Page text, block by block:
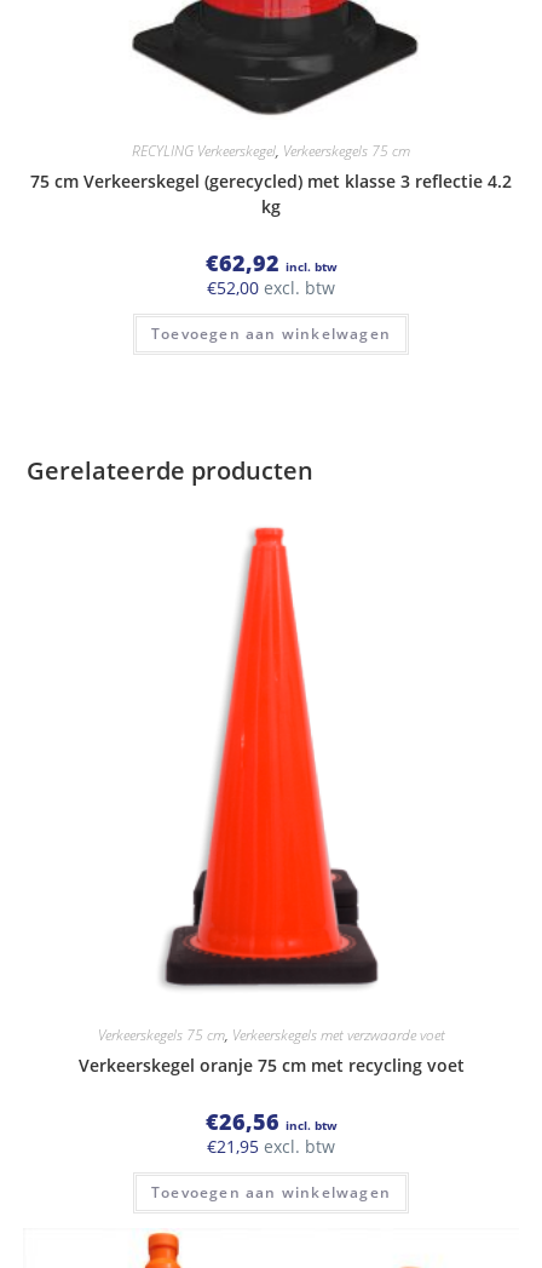
RECYLING Verkeerskegel, Verkeerskegels 75 cm
75 cm Verkeerskegel (gerecycled) met klasse 3 reflectie 4.2
kg
€62,92 incl. btw
€52,00 excl. btw
Toevoegen aan winkelwagen
Gerelateerde producten
Verkeerskegels 75 cm, Verkeerskegels met verzwaarde voet
Verkeerskegel oranje 75 cm met recycling voet
€26,56 incl. btw
€21,95 excl. btw
Toevoegen aan winkelwagen